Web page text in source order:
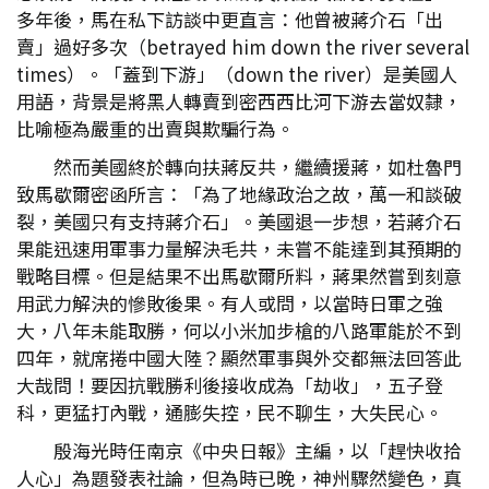
多年後，馬在私下訪談中更直言：他曾被蔣介石「出
賣」過好多次（betrayed him down the river several
times）。「蓋到下游」（down the river）是美國人
用語，背景是將黑人轉賣到密西西比河下游去當奴隸，
比喻極為嚴重的出賣與欺騙行為。
然而美國終於轉向扶蔣反共，繼續援蔣，如杜魯門
致馬歇爾密函所言：「為了地緣政治之故，萬一和談破
裂，美國只有支持蔣介石」。美國退一步想，若蔣介石
果能迅速用軍事力量解決毛共，未嘗不能達到其預期的
戰略目標。但是結果不出馬歇爾所料，蔣果然嘗到刻意
用武力解決的慘敗後果。有人或問，以當時日軍之強
大，八年未能取勝，何以小米加步槍的八路軍能於不到
四年，就席捲中國大陸？顯然軍事與外交都無法回答此
大哉問！要因抗戰勝利後接收成為「劫收」，五子登
科，更猛打內戰，通膨失控，民不聊生，大失民心。
殷海光時任南京《中央日報》主編，以「趕快收拾
人心」為題發表社論，但為時已晚，神州驟然變色，真